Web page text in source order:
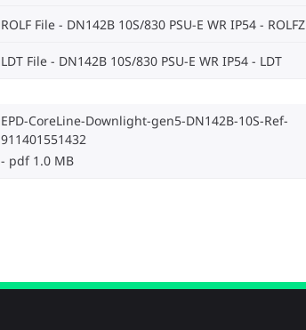
ROLF File - DN142B 10S/830 PSU-E WR IP54 ROLFZ
LDT File - DN142B 10S/830 PSU-E WR IP54 LDT
EPD-CoreLine-Downlight-gen5-DN142B-10S-Ref-
911401551432
pdf 1.0 MB